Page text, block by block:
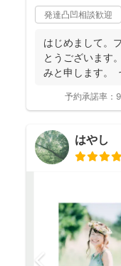
発達凸凹相談歓迎
はじめまして。
とうございます
みと申します。
予約承諾率：
はやし